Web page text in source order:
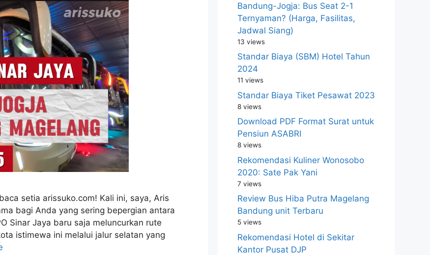
setia arissuko.com! Kali ini, saya, Aris
bagi Anda yang sering bepergian antara
Sinar Jaya baru saja meluncurkan rute
istimewa ini melalui jalur selatan yang
Bandung-Jogja: Bus Seat 2-1
Ternyaman? (Harga, Fasilitas,
Jadwal Siang)
13 views
Standar Biaya (SBM) Hotel Tahun
2024
11 views
Standar Biaya Tiket Pesawat 2023
8 views
Download PDF Format Surat untuk
Pensiun ASABRI
8 views
Rekomendasi Kuliner Wonosobo
2020: Sate Pak Yani
7 views
Review Bus Hiba Putra Magelang
Bandung unit Terbaru
5 views
Rekomendasi Hotel di Sekitar
Kantor Pusat DJP